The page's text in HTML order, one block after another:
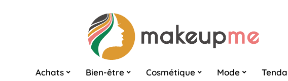
Achats Bien-être Cosmétique Mode